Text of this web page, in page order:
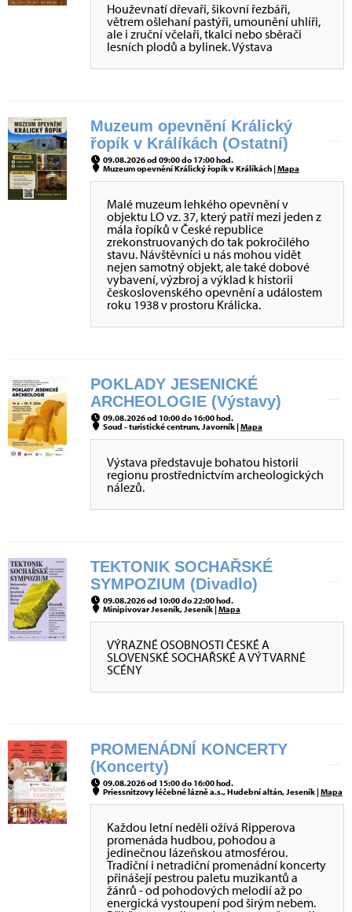
Houževnatí dřevaři, šikovní řezbáři,
větrem ošlehaní pastýři, umounění uhlíři,
ale i zruční včelaři, tkalci nebo sběrači
lesních plodů a bylinek. Výstava
Muzeum opevnění Králický
řopík v Králíkách (Ostatní)
09.08.2026 od 09:00 do 17:00 hod.
Muzeum opevnění Králický řopík v Králíkách |Mapa
Malé muzeum lehkého opevnění v
objektu LO vz. 37, který patří mezi jeden z
mála řopíků v České republice
zrekonstruovaných do tak pokročilého
stavu. Návštěvníci u nás mohou vidět
nejen samotný objekt, ale také dobové
vybavení, výzbroj a výklad k historii
československého opevnění a událostem
roku 1938 v prostoru Králicka.
POKLADY JESENICKÉ
ARCHEOLOGIE (Výstavy)
09.08.2026 od 10:00 do 16:00 hod.
Soud - turistické centrum, Javorník |Mapa
Výstava představuje bohatou historii
regionu prostřednictvím archeologických
nálezů.
TEKTONIK SOCHAŘSKÉ
SYMPOZIUM (Divadlo)
09.08.2026 od 10:00 do 22:00 hod.
Minipivovar Jeseník, Jeseník |Mapa
VÝRAZNÉ OSOBNOSTI ČESKÉ A
SLOVENSKÉ SOCHAŘSKÉ A VÝTVARNÉ
SCÉNY
PROMENÁDNÍ KONCERTY
(Koncerty)
09.08.2026 od 15:00 do 16:00 hod.
Priessnitzovy léčebné lázně a.s., Hudební altán, Jeseník |Mapa
Každou letní neděli ožívá Ripperova
promenáda hudbou, pohodou a
jedinečnou lázeňskou atmosférou.
Tradiční i netradiční promenádní koncerty
přinášejí pestrou paletu muzikantů a
žánrů - od pohodových melodií až po
energická vystoupení pod širým nebem.